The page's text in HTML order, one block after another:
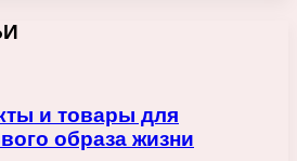
и товары для
образа жизни